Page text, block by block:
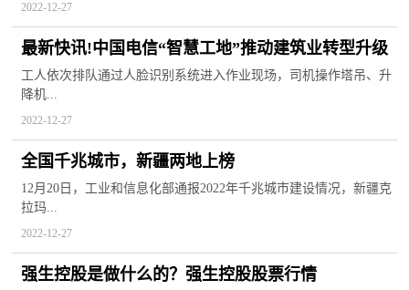
2022-12-27
最新快讯!中国电信“智慧工地”推动建筑业转型升级
工人依次排队通过人脸识别系统进入作业现场，司机操作塔吊、升
降机...
2022-12-27
全国千兆城市，新疆两地上榜
12月20日，工业和信息化部通报2022年千兆城市建设情况，新疆克
拉玛...
2022-12-27
强生控股是做什么的？强生控股股票行情